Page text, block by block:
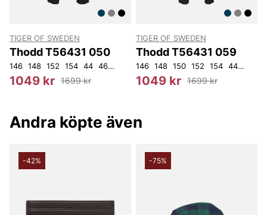
48 50 52 92 96 100 104
TIGER OF SWEDEN
Thodd T56431 050
146 148 152 154 44 46 52 54 56 108
1049 kr 1699 kr
TIGER OF SWEDEN
Thodd T56431 059
146 148 150 152 154 44 46
1049 kr 1699 kr
Andra köpte även
-42% -75%